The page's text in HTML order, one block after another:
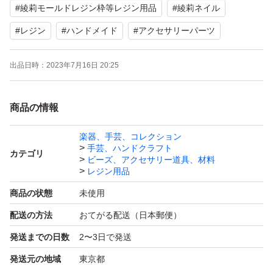
32→約4.5×5.5cmのハート型
#～綾莉～モールド・レジン枠等・レジン用品
極小の小さいサイズなのでレジンの封入やネイルパーツと
して最適です。
また、シャカシャカモールドやハンドメイドパーツも出品
してますので、是非ご覧になってください。
#～綾莉～出品一覧
#綾莉モールドレジン枠等レジン用品 #綾莉ネイル
#レジン #ハンドメイド #アクセサリーパーツ
出品日時： 2023年7月16日 20:25
商品の情報
カテゴリ
楽器、手芸、コレクション
手芸、ハンドクラフト
ビーズ、アクセサリー道具、材料
レジン用品
商品の状態 未使用
配送の方法 おてがる配送（日本郵便）
発送までの日数 2〜3日で発送
発送元の地域 東京都